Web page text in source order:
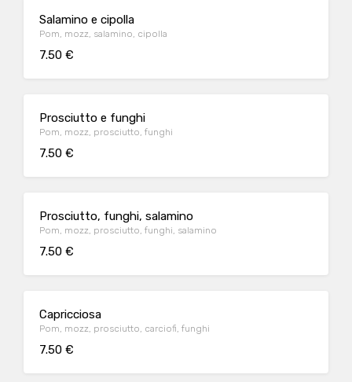
Salamino e cipolla
Pom, mozz, salamino, cipolla
7.50 €
Prosciutto e funghi
Pom, mozz, prosciutto, funghi
7.50 €
Prosciutto, funghi, salamino
Pom, mozz, prosciutto, funghi, salamino
7.50 €
Capricciosa
Pom, mozz, prosciutto, carciofi, funghi
7.50 €